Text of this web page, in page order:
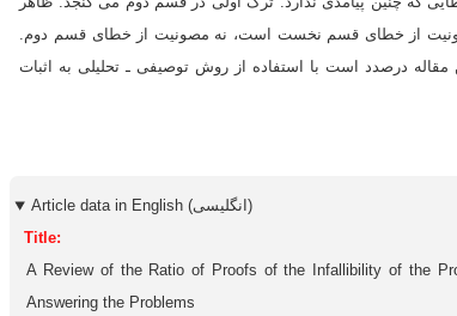
از خطای قسم نخست است، نه مصونیت از خطای قسم دوم.
درصدد است با استفاده از روش توصیفی ـ تحلیلی به اثبات
Article data in English (انگلیسی)
Title:
A Review of the Ratio of Proofs of the Infallibility of the
Answering the Problems